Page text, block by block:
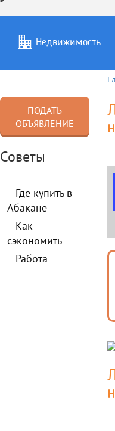
Недвижимость
Услуги
ПОДАТЬ
ОБЪЯВЛЕНИЕ
Советы
Где купить в
Абакане
Как
сэкономить
Работа